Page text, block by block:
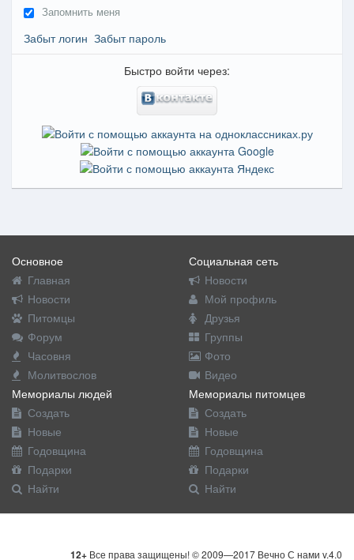
Запомнить меня
Забыт логин Забыт пароль
Быстро войти через:
Основное
Главная
Новости
Питомцы
Форум
Часовня
Молитвослов
Социальная сеть
Новости
Мой профиль
Друзья
Группы
Фото
Видео
Мемориалы людей
Создать
Новые
Годовщина
Подарки
Найти
Мемориалы питомцев
Создать
Новые
Годовщина
Подарки
Найти
12+ Все права защищены! © 2009—2017 Вечно С нами v.4.0